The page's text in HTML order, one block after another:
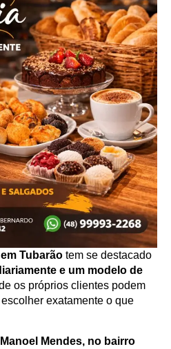
Tubarão tem se destacado
e um modelo de
os próprios clientes podem
exatamente o que
Mendes, no bairro